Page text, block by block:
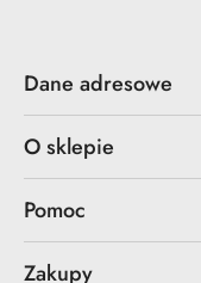
Dane adresowe
O sklepie
Pomoc
Zakupy